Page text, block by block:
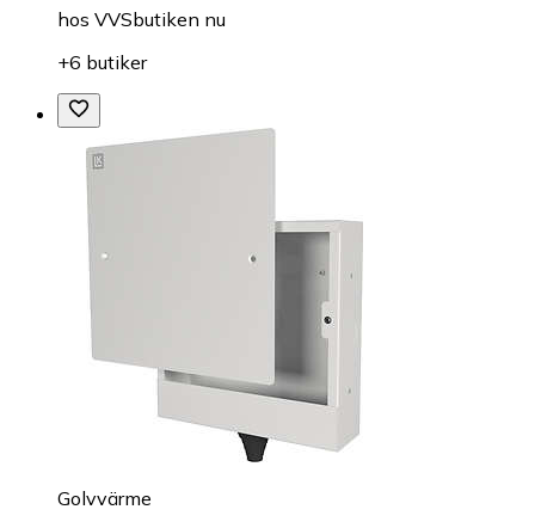
hos VVSbutiken nu
+6 butiker
Golvvärme